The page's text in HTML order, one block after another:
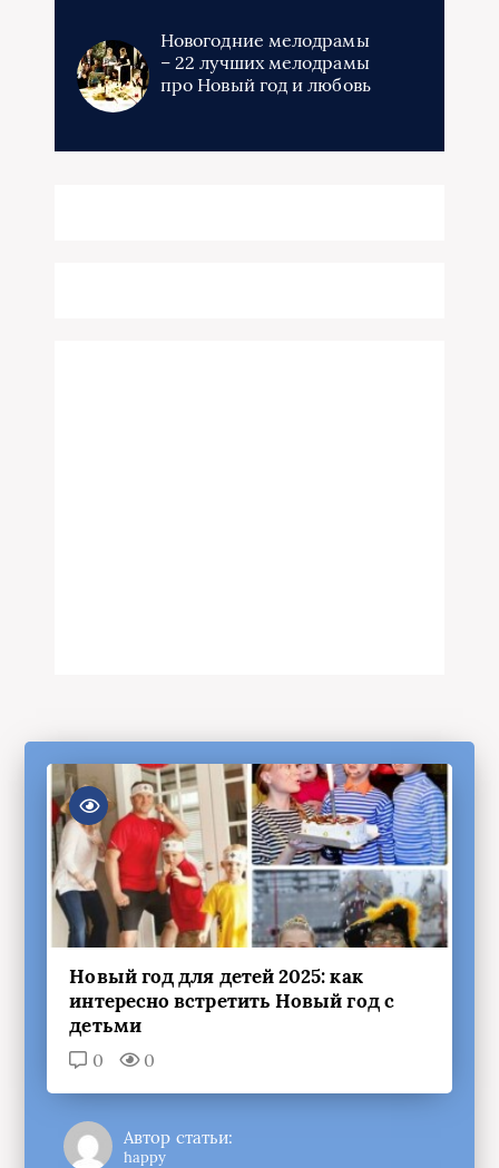
Новогодние мелодрамы
– 22 лучших мелодрамы
про Новый год и любовь
Новый год для детей 2025: как
интересно встретить Новый год с
детьми
0 0
Автор статьи:
happy